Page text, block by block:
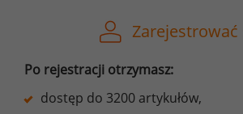
Zarejestrować
Po rejestracji otrzymasz:
dostęp do 3200 artykułów,